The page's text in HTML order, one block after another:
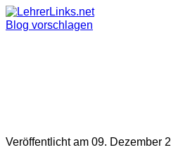
Skip
to
Blog vorschlagen
Veröffentlicht am 09. Dezember